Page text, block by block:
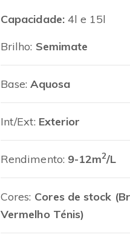
Capacidade:4l e 15l
Brilho: Semimate
Base:Aquosa
Int/Ext: Exterior
Rendimento: 9-12m2/L
Cores: Cores de stock
Vermelho Ténis)